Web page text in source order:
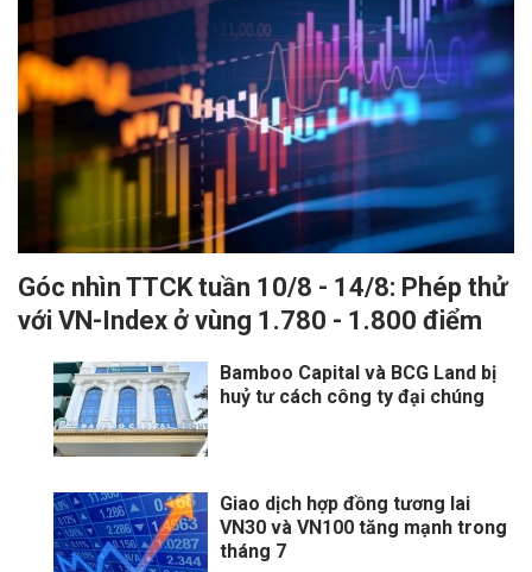
Góc nhìn TTCK tuần 10/8 - 14/8: Phép thử
với VN-Index ở vùng 1.780 - 1.800 điểm
Bamboo Capital và BCG Land bị
huỷ tư cách công ty đại chúng
Giao dịch hợp đồng tương lai
VN30 và VN100 tăng mạnh trong
tháng 7